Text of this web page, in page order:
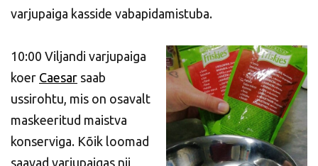
varjupaiga kasside vabapidamistuba.
10:00 Viljandi varjupaiga
koer Caesar saab
ussirohtu, mis on osavalt
maskeeritud maistva
konserviga. Kõik loomad
saavad varjupaigas nii